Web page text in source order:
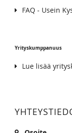
FAQ - Usein
Yrityskumppanuus
Lue lisää